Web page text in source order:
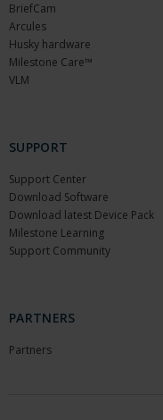
BriefCam
Arcules
Husky hardware
Milestone Care™
VLM
SUPPORT
Support Center
Download Software
Download latest Device Pack
Milestone Learning
Support Community
PARTNERS
Partners